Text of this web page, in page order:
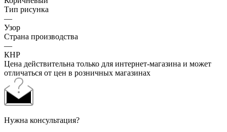
Тип рисунка
—
Узор
Страна производства
—
КНР
Цена действительна только для интернет-магазина и может
отличаться от цен в розничных магазинах
Нужна консультация?